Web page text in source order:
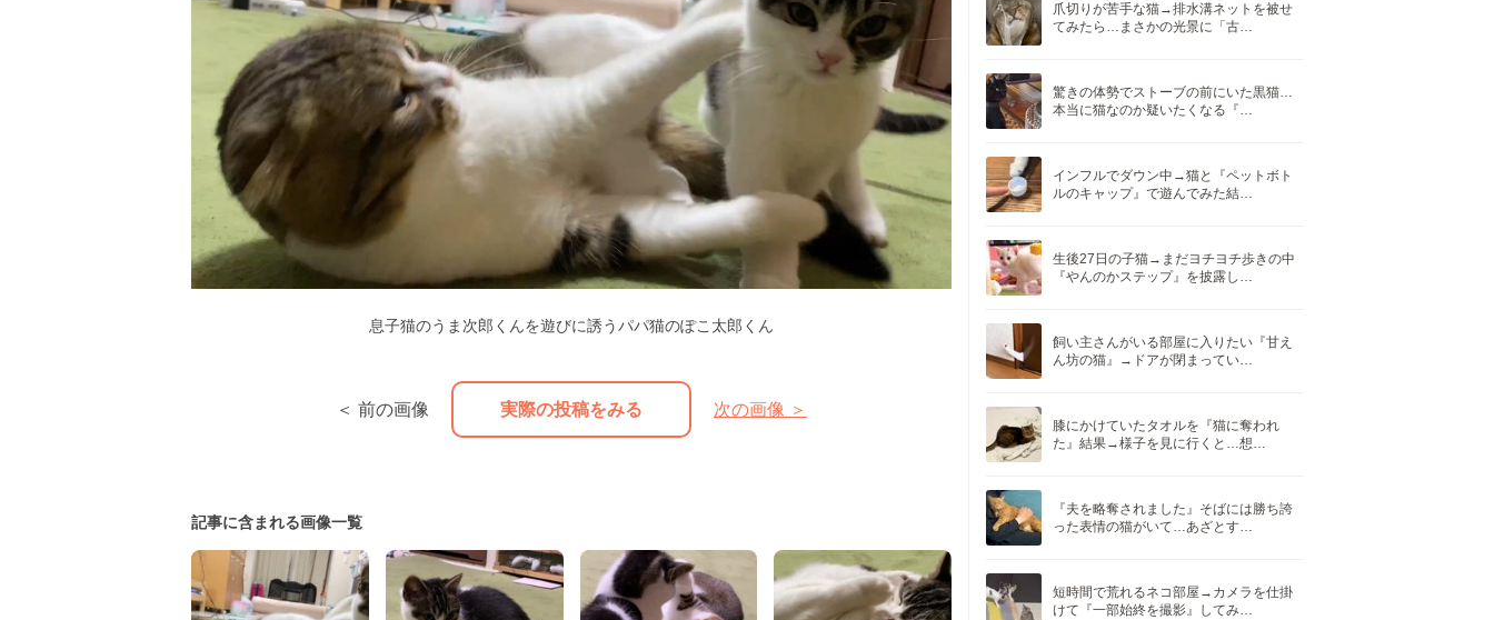
息子猫のうま次郎くんを遊びに誘うパパ猫のぽこ太郎くん
＜ 前の画像 実際の投稿をみる 次の画像 ＞
記事に含まれる画像一覧
爪切りが苦手な猫→排水溝ネットを被せ
てみたら…まさかの光景に「古…
驚きの体勢でストーブの前にいた黒猫…
本当に猫なのか疑いたくなる『…
インフルでダウン中→猫と『ペットボト
ルのキャップ』で遊んでみた結…
生後27日の子猫→まだヨチヨチ歩きの中
『やんのかステップ』を披露し…
飼い主さんがいる部屋に入りたい『甘え
ん坊の猫』→ドアが閉まってい…
膝にかけていたタオルを『猫に奪われ
た』結果→様子を見に行くと…想…
『夫を略奪されました』そばには勝ち誇
った表情の猫がいて…あざとす…
短時間で荒れるネコ部屋→カメラを仕掛
けて『一部始終を撮影』してみ…